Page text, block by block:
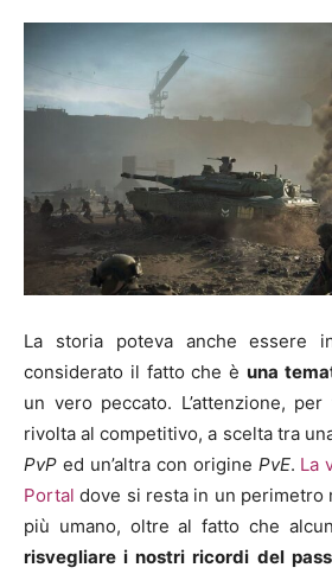
La storia poteva anche essere
considerato il fatto che è una
un vero peccato. L’attenzione,
rivolta al competitivo, a scelta tra
PvP ed un’altra con origine PvE. La
Portal dove si resta in un perimetro
più umano, oltre al fatto che
risvegliare i nostri ricordi del